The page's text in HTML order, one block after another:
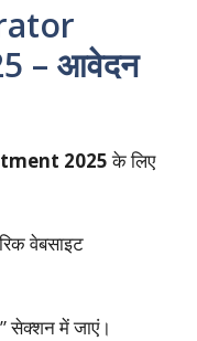
– आवेदन
2025के लिए
वेबसाइट
” सेक्शन में जाएं।